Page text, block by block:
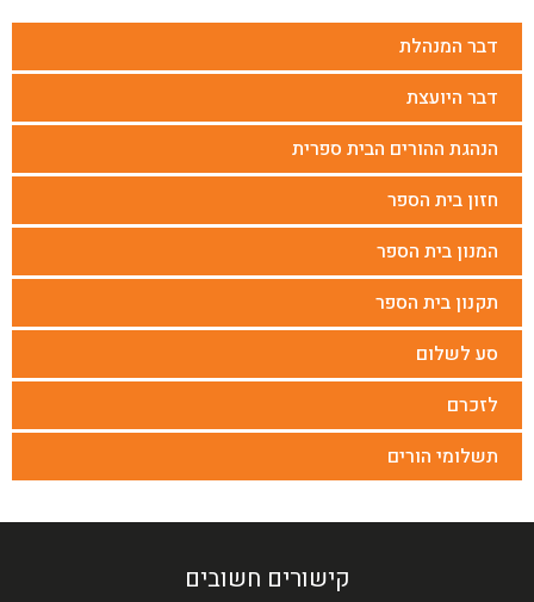
דבר המנהלת
דבר היועצת
הנהגת ההורים הבית ספרית
חזון בית הספר
המנון בית הספר
תקנון בית הספר
סע לשלום
לזכרם
תשלומי הורים
קישורים חשובים